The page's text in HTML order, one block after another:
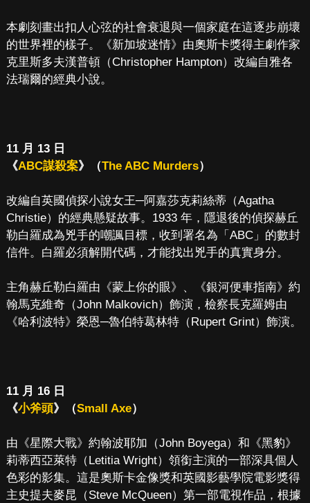
本劇刻畫出扣人心弦的社會衰退與一個家庭在這逐步崩壞
的世界裡的樣子。《新加坡迷情》由奧斯卡獎得主劇作家
克里斯多夫漢普頓（Christopher Hampton）改編自雅各
法瑞爾的經典小說。
11 月 13 日
《ABC謀殺案》（The ABC Murders）
改編自英國偵探小說女王─阿嘉莎克莉絲蒂（Agatha
Christie）的經典懸疑故事。1933 年，隱退後的偵探赫丘
勒白羅成為兇手的嘲諷目標，收到署名為「ABC」的數封
信件。白羅必須解開代碼，才能找出兇手的真實身分。
主角赫丘勒白羅由《蒙上你的眼》、《銀河便車指南》約
翰馬克維奇（John Malkovich）飾演，檢察長克羅姆由
《哈利波特》榮恩─魯伯特葛林特（Rupert Grint）飾演。
11 月 16 日
《小斧頭》（Small Axe）
由《星際大戰》約翰波耶加（John Boyega）和《黑豹》
莉蒂西亞萊特（Letitia Wright）領銜主演的一部深具個人
色彩的影集。這是奧斯卡金像獎和英國影藝學院電影獎得
主史提夫麥昆（Steve McQueen）第一部電視作品，根據